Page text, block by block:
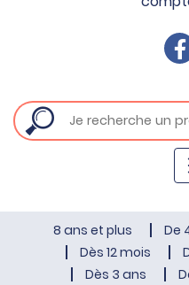
8 ans et plus De
Dès 12 mois
Dès 3 ans